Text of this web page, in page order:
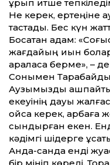
ұрып итше
Не керек, ертеңіне
тастады. Бес күн
Босатқан адам:
жағдайың қиын
араласа берме», –
Сонымен
Аузымызды
екеуінің дауы
қойса керек, арбаға
сындырған екен.
кәдімгі шідерге
Анда-санда енді